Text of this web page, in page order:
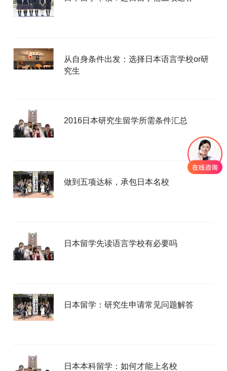
从自身条件出发：选择日本语言学校or研
究生
2016日本研究生留学所需条件汇总
做到五项达标，承包日本名校
日本留学先读语言学校有必要吗
日本留学：研究生申请常见问题解答
日本本科留学：如何才能上名校